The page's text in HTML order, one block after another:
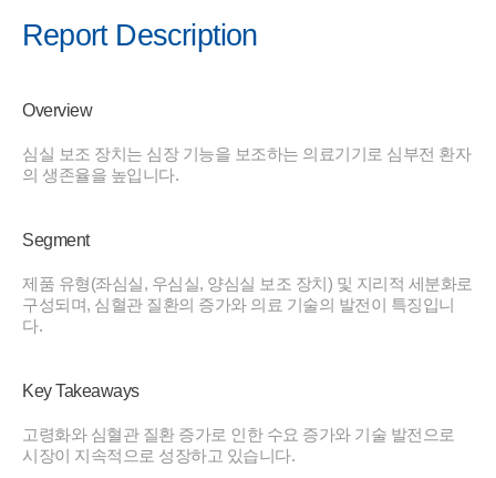
Report Description
Overview
심실 보조 장치는 심장 기능을 보조하는 의료기기로 심부전 환자
의 생존율을 높입니다.
Segment
제품 유형(좌심실, 우심실, 양심실 보조 장치) 및 지리적 세분화로
구성되며, 심혈관 질환의 증가와 의료 기술의 발전이 특징입니
다.
Key Takeaways
고령화와 심혈관 질환 증가로 인한 수요 증가와 기술 발전으로
시장이 지속적으로 성장하고 있습니다.